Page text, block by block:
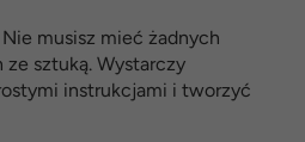
musisz mieć żadnych
sztuką. Wystarczy
instrukcjami i tworzyć